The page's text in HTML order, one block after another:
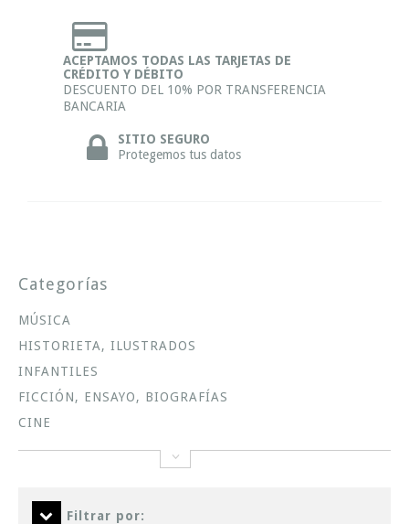
ACEPTAMOS TODAS LAS TARJETAS DE
CRÉDITO Y DÉBITO
DESCUENTO DEL 10% POR TRANSFERENCIA
BANCARIA
SITIO SEGURO
Protegemos tus datos
Categorías
MÚSICA
HISTORIETA, ILUSTRADOS
INFANTILES
FICCIÓN, ENSAYO, BIOGRAFÍAS
CINE
Filtrar por: